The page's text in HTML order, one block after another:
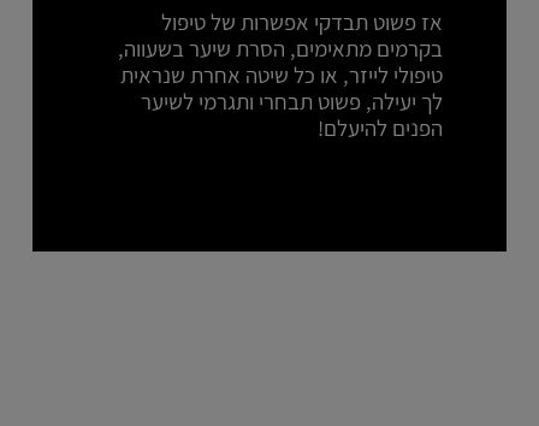
אז פשוט תבדקי אפשרות של טיפול
בקרמים מתאימים, הסרת שיער בשעווה,
טיפולי לייזר, או כל שיטה אחרת שנראית
לך יעילה, פשוט תבחרי ותגרמי לשיער
הפנים להיעלם!